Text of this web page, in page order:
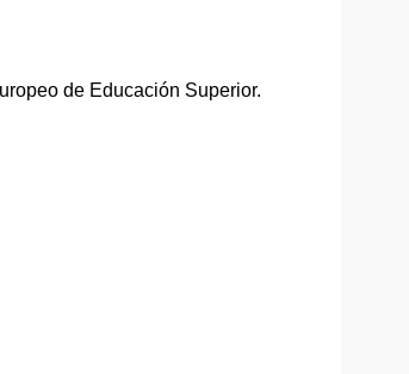
de Educación Superior.